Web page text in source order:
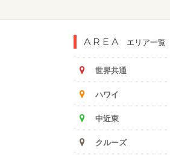
AREA エリア一覧
世界共通
ハワイ
中近東
クルーズ